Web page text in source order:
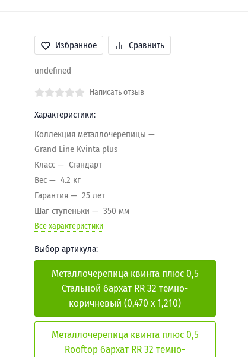
Избранное Сравнить
undefined
Написать отзыв
Характеристики:
Коллекция металлочерепицы
Grand Line Kvinta plus
Класс
Стандарт
Вес
4.2 кг
Гарантия
25 лет
Шаг ступеньки
350 мм
Все характеристики
Выбор артикула:
Металлочерепица квинта плюс 0,5
Стальной бархат RR 32 темно-
коричневый (0,470 х 1,210)
Металлочерепица квинта плюс 0,5
Rooftop бархат RR 32 темно-